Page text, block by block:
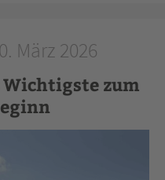
März 2026
zum